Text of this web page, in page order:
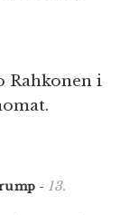
Rahkonen i
- 13.